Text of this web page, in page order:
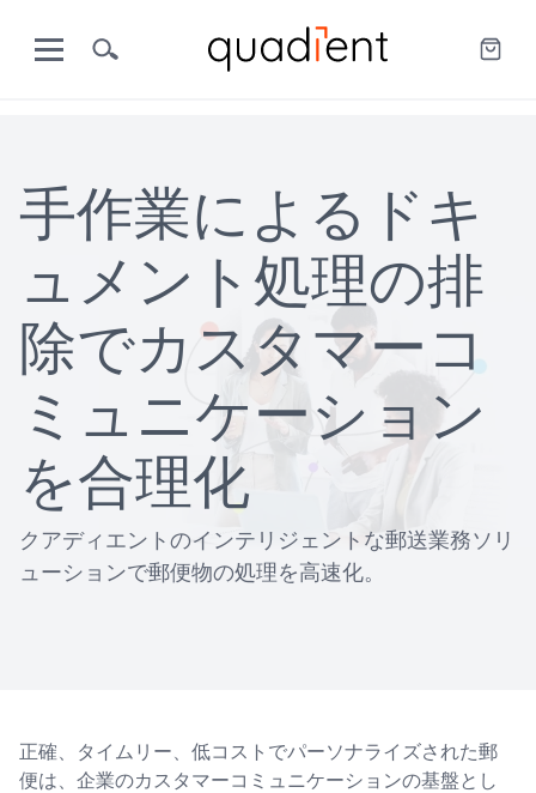
手作業によるドキ
ュメント処理の排
除でカスタマーコ
ミュニケーション
を合理化
クアディエントのインテリジェントな郵送業務ソリ
ューションで郵便物の処理を高速化。
正確、タイムリー、低コストでパーソナライズされた郵
便は、企業のカスタマーコミュニケーションの基盤とし